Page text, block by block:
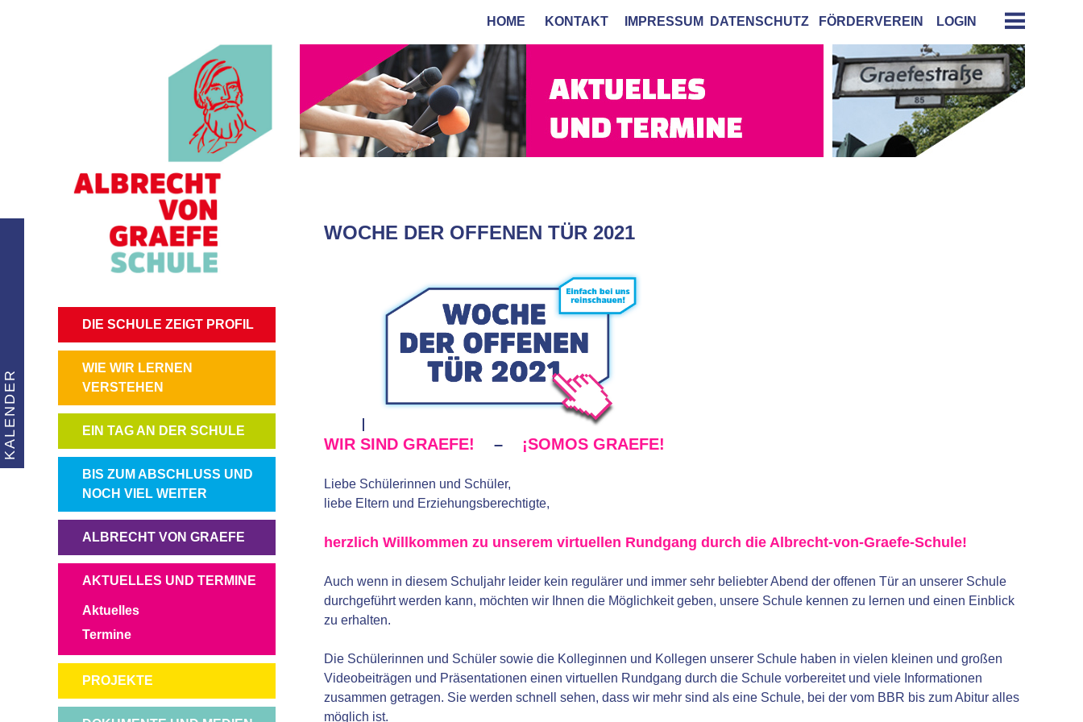
KALENDER
HOME KONTAKT IMPRESSUM DATENSCHUTZ FÖRDERVEREIN LOGIN
WOCHE DER OFFENEN TÜR 2021
WIR SIND GRAEFE! – ¡SOMOS GRAEFE!
Liebe Schülerinnen und Schüler,
liebe Eltern und Erziehungsberechtigte,
herzlich Willkommen zu unserem virtuellen Rundgang durch die Albrecht-von-Graefe-Schule!
Auch wenn in diesem Schuljahr leider kein regulärer und immer sehr beliebter Abend der offenen Tür an unserer Schule
durchgeführt werden kann, möchten wir Ihnen die Möglichkeit geben, unsere Schule kennen zu lernen und einen Einblick
zu erhalten.
Die Schülerinnen und Schüler sowie die Kolleginnen und Kollegen unserer Schule haben in vielen kleinen und großen
Videobeiträgen und Präsentationen einen virtuellen Rundgang durch die Schule vorbereitet und viele Informationen
zusammen getragen. Sie werden schnell sehen, dass wir mehr sind als eine Schule, bei der vom BBR bis zum Abitur alles
möglich ist.
NAVIGATION
ÜBERSPRINGEN
DIE SCHULE ZEIGT PROFIL
NAVIGATION
ÜBERSPRINGEN
WIE WIR LERNEN
VERSTEHEN
NAVIGATION
ÜBERSPRINGEN
EIN TAG AN DER SCHULE
NAVIGATION
ÜBERSPRINGEN
BIS ZUM ABSCHLUSS UND
NOCH VIEL WEITER
NAVIGATION
ÜBERSPRINGEN
ALBRECHT VON GRAEFE
NAVIGATION
AKTUELLES UND TERMINE
Aktuelles
Termine
NAVIGATION
ÜBERSPRINGEN
PROJEKTE